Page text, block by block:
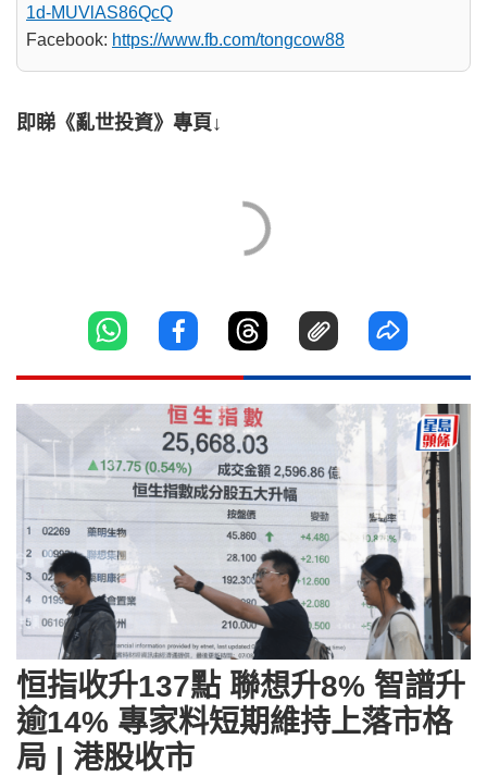
1d-MUVlAS86QcQ
Facebook: https://www.fb.com/tongcow88
即睇《亂世投資》專頁↓
恒指收升137點 聯想升8% 智譜升
逾14% 專家料短期維持上落市格
局 | 港股收市